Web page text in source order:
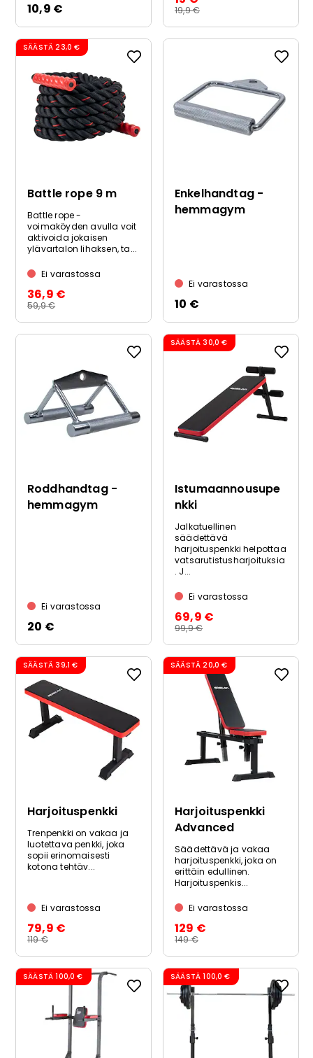
10,9 € 19,9 €
SÄÄSTÄ 23,0 €
Battle rope 9 m
Battle rope -
voimaköyden avulla voit
aktivoida jokaisen
ylävartalon lihaksen, ta...
Ei varastossa
59,9 €
36,9 €
Enkelhandtag -
hemmagym
Ei varastossa
10 €
Roddhandtag -
hemmagym
Ei varastossa
20 €
SÄÄSTÄ 30,0 €
Istumaannousupe
nkki
Jalkatuellinen
säädettävä
harjoituspenkki helpottaa
vatsarutistusharjoituksia
. J...
Ei varastossa
99,9 €
69,9 €
SÄÄSTÄ 39,1 €
Harjoituspenkki
Trenpenkki on vakaa ja
luotettava penkki, joka
sopii erinomaisesti
kotona tehtäv...
Ei varastossa
119 €
79,9 €
SÄÄSTÄ 20,0 €
Harjoituspenkki
Advanced
Säädettävä ja vakaa
harjoituspenkki, joka on
erittäin edullinen.
Harjoituspenkis...
Ei varastossa
149 €
129 €
SÄÄSTÄ 100,0 € SÄÄSTÄ 100,0 €